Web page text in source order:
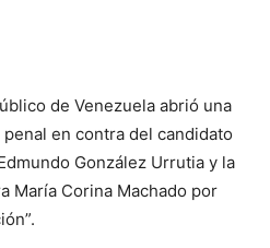
de Venezuela abrió una
en contra del candidato
González Urrutia y la
María Corina Machado por